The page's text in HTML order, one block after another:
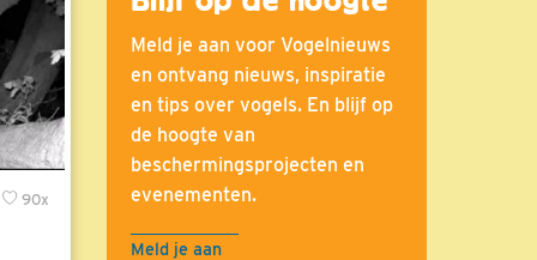
90x
Meld je aan voor Vogelnieuws
en ontvang nieuws, inspiratie
en tips over vogels. En blijf op
de hoogte van
beschermingsprojecten en
evenementen.
Meld je aan